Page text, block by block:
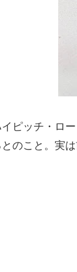
ピッチ・ロ
のこと。実